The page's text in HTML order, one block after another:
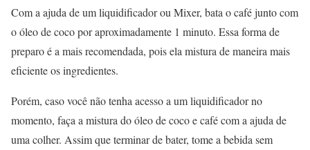
Com a ajuda de um liquidificador ou Mixer, bata o café junto com
o óleo de coco por aproximadamente 1 minuto. Essa forma de
preparo é a mais recomendada, pois ela mistura de maneira mais
eficiente os ingredientes.
Porém, caso você não tenha acesso a um liquidificador no
momento, faça a mistura do óleo de coco e café com a ajuda de
uma colher. Assim que terminar de bater, tome a bebida sem